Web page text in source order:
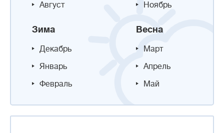
Август
Ноябрь
Зима
Декабрь
Январь
Февраль
Весна
Март
Апрель
Май